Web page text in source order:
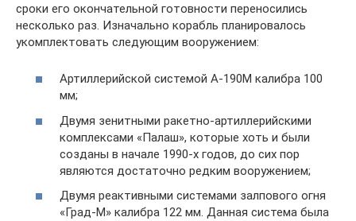
сроки его окончательной готовности переносились
несколько раз. Изначально корабль планировалось
укомплектовать следующим вооружением:
Артиллерийской системой А-190М калибра 100
мм;
Двумя зенитными ракетно-артиллерийскими
комплексами «Палаш», которые хоть и были
созданы в начале 1990-х годов, до сих пор
являются достаточно редким вооружением;
Двумя реактивными системами залпового огня
«Град-М» калибра 122 мм. Данная система была